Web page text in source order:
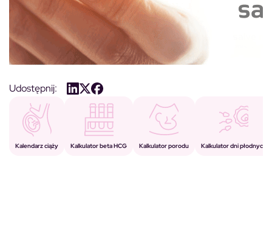
Udostępnij:
Kalendarz ciąży Kalkulator beta HCG Kalkulator porodu Kalkulator dni płodnych